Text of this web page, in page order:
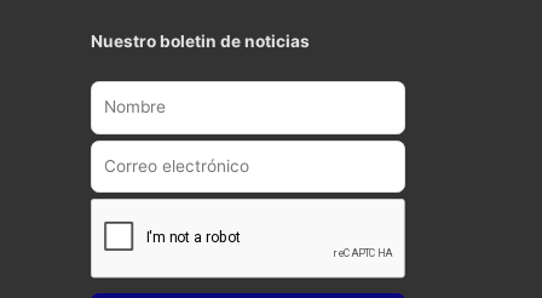
t
u
b
t
a
g
a
Nuestro boletin de noticias